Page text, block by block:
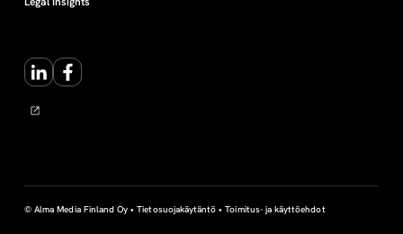
u
s
l
a
k
LinkedInFacebook
© Alma Media Finland Oy •Tietosuojakäytäntö •Toimitus- ja käyttöehdot